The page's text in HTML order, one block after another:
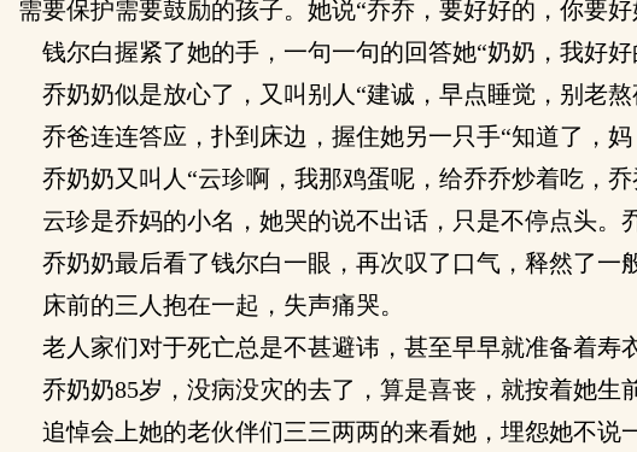
需要保护需要鼓励的孩子。她说“乔乔，要好好的，你要好
钱尔白握紧了她的手，一句一句的回答她“奶奶，我好好
乔奶奶似是放心了，又叫别人“建诚，早点睡觉，别老熬
乔爸连连答应，扑到床边，握住她另一只手“知道了，
乔奶奶又叫人“云珍啊，我那鸡蛋呢，给乔乔炒着吃，
云珍是乔妈的小名，她哭的说不出话，只是不停点头。
乔奶奶最后看了钱尔白一眼，再次叹了口气，释然了一
床前的三人抱在一起，失声痛哭。
老人家们对于死亡总是不甚避讳，甚至早早就准备着寿
乔奶奶85岁，没病没灾的去了，算是喜丧，就按着她生
追悼会上她的老伙伴们三三两两的来看她，埋怨她不说